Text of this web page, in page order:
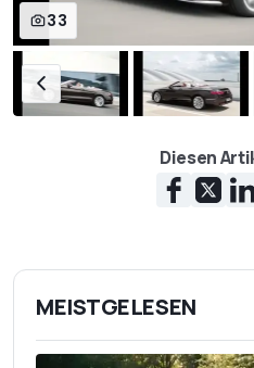
33
Diesen
MEISTGELESEN